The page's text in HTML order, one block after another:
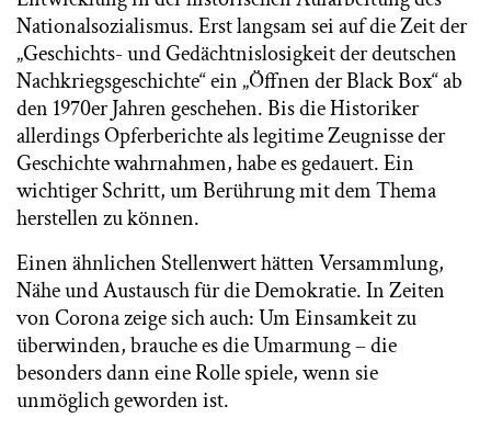
Nationalsozialismus. Erst langsam sei auf die Zeit der
„Geschichts- und Gedächtnislosigkeit der deutschen
Nachkriegsgeschichte“ ein „Öffnen der Black Box“ ab
den 1970er Jahren geschehen. Bis die Historiker
allerdings Opferberichte als legitime Zeugnisse der
Geschichte wahrnahmen, habe es gedauert. Ein
wichtiger Schritt, um Berührung mit dem Thema
herstellen zu können.
Einen ähnlichen Stellenwert hätten Versammlung,
Nähe und Austausch für die Demokratie. In Zeiten
von Corona zeige sich auch: Um Einsamkeit zu
überwinden, brauche es die Umarmung – die
besonders dann eine Rolle spiele, wenn sie
unmöglich geworden ist.